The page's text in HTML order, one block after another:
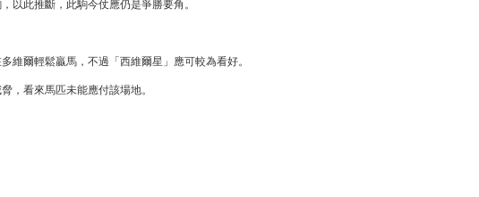
以此推斷，此駒今仗應仍是爭勝要角。
維爾輕鬆贏馬，不過「西維爾星」應可較為看好。
，看來馬匹未能應付該場地。